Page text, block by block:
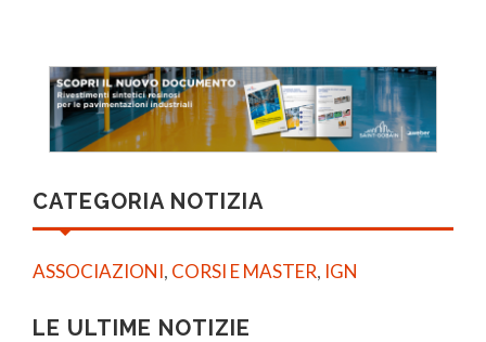
CATEGORIA NOTIZIA
ASSOCIAZIONI, CORSI E MASTER, IGN
LE ULTIME NOTIZIE